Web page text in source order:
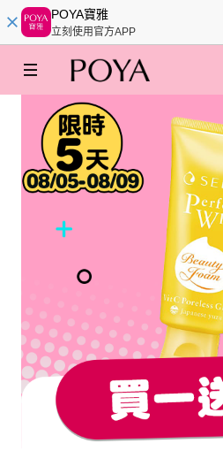
POYA寶雅
立刻使用官方APP